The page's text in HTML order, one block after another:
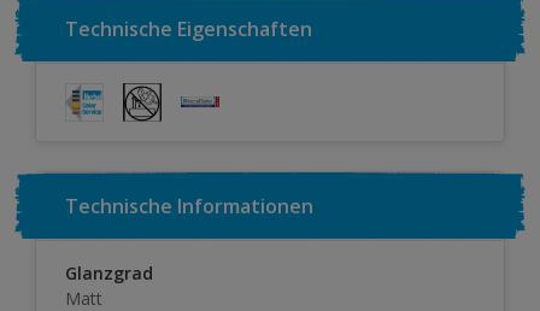
Technische Eigenschaften
Technische Informationen
Glanzgrad
Matt